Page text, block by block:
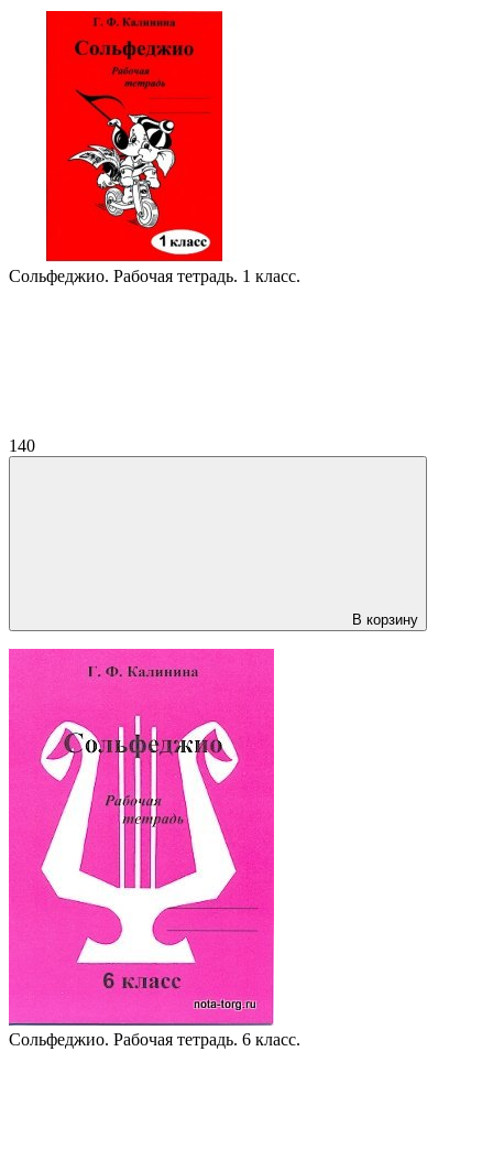
Сольфеджио. Рабочая тетрадь. 1 класс.
140
В корзину
Сольфеджио. Рабочая тетрадь. 6 класс.